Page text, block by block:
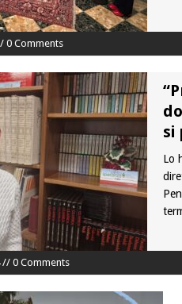
0 Comments
si
Lo
// 0 Comments